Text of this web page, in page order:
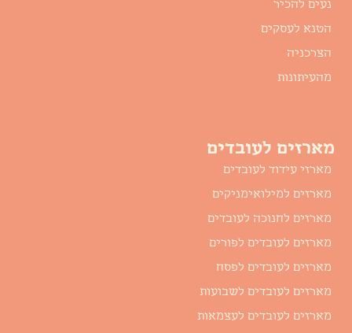
נעים להכיר
הטנא לעסקים
הצרכניה
מהעיתונות
מארזים לעובדים
מארזי עידוד לעובדים
מארזים למילואימניקים
מארזים לחנוכה לעובדים
מארזים לעובדים לפורים
מארזים לעובדים לפסח
מארזים לעובדים לשבועות
מארזים לעובדים לעצמאות